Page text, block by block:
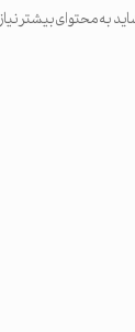
به محتوای بیشتر نیاز